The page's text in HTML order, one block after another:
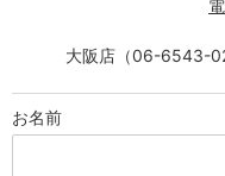
大阪店（06-6543-
お名前